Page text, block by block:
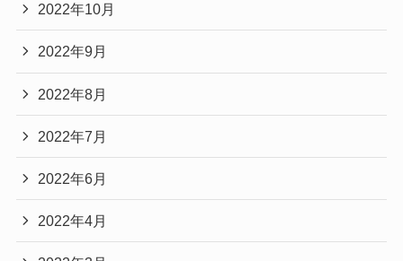
2022年10月
2022年9月
2022年8月
2022年7月
2022年6月
2022年4月